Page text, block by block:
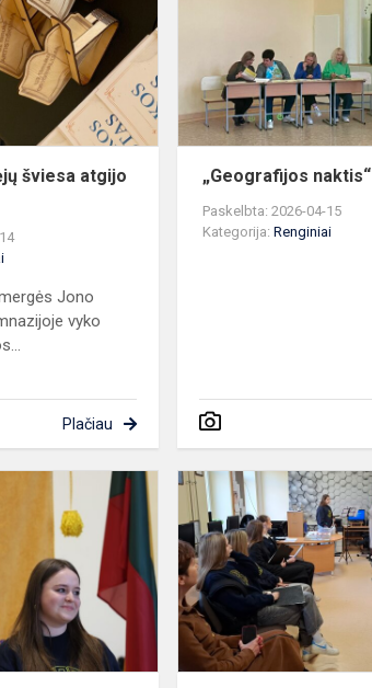
atgijo
„Filmoramoje“
šviesa atgijo
Jono
vyko
Plačiau
„Geografijos naktis“
Paskelbta: 2026-04-15
Kategorija:Renginiai
Švenčiame
Lietuvos
nepriklausomybės
atkūrimo
dieną